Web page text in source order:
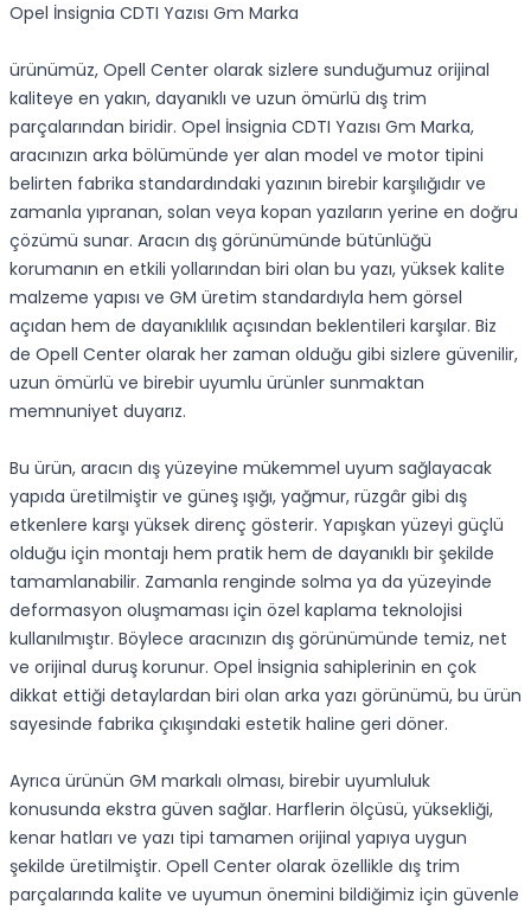
Opel İnsignia CDTI Yazısı Gm Marka
ürünümüz, Opell Center olarak sizlere sunduğumuz orijinal
kaliteye en yakın, dayanıklı ve uzun ömürlü dış trim
parçalarından biridir. Opel İnsignia CDTI Yazısı Gm Marka,
aracınızın arka bölümünde yer alan model ve motor tipini
belirten fabrika standardındaki yazının birebir karşılığıdır ve
zamanla yıpranan, solan veya kopan yazıların yerine en doğru
çözümü sunar. Aracın dış görünümünde bütünlüğü
korumanın en etkili yollarından biri olan bu yazı, yüksek kalite
malzeme yapısı ve GM üretim standardıyla hem görsel
açıdan hem de dayanıklılık açısından beklentileri karşılar. Biz
de Opell Center olarak her zaman olduğu gibi sizlere güvenilir,
uzun ömürlü ve birebir uyumlu ürünler sunmaktan
memnuniyet duyarız.
Bu ürün, aracın dış yüzeyine mükemmel uyum sağlayacak
yapıda üretilmiştir ve güneş ışığı, yağmur, rüzgâr gibi dış
etkenlere karşı yüksek direnç gösterir. Yapışkan yüzeyi güçlü
olduğu için montajı hem pratik hem de dayanıklı bir şekilde
tamamlanabilir. Zamanla renginde solma ya da yüzeyinde
deformasyon oluşmaması için özel kaplama teknolojisi
kullanılmıştır. Böylece aracınızın dış görünümünde temiz, net
ve orijinal duruş korunur. Opel İnsignia sahiplerinin en çok
dikkat ettiği detaylardan biri olan arka yazı görünümü, bu ürün
sayesinde fabrika çıkışındaki estetik haline geri döner.
Ayrıca ürünün GM markalı olması, birebir uyumluluk
konusunda ekstra güven sağlar. Harflerin ölçüsü, yüksekliği,
kenar hatları ve yazı tipi tamamen orijinal yapıya uygun
şekilde üretilmiştir. Opell Center olarak özellikle dış trim
parçalarında kalite ve uyumun önemini bildiğimiz için güvenle